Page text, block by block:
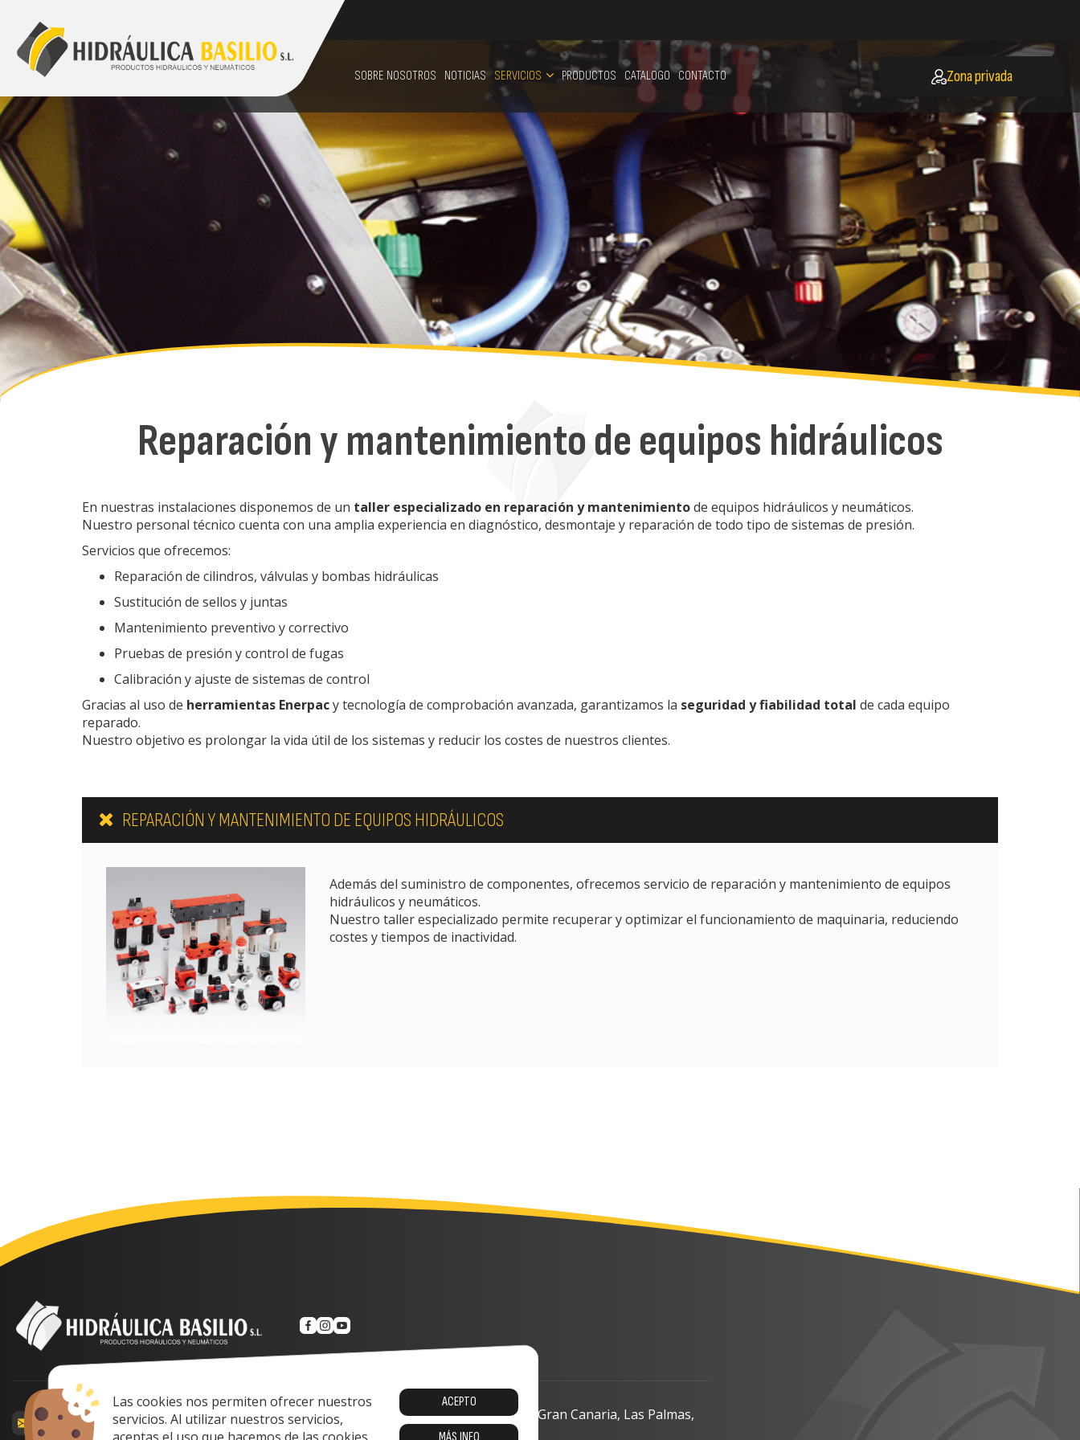
Las cookies nos permiten ofrecer nuestros
servicios. Al utilizar nuestros servicios,
ACEPTO
928 48 89 99
SOBRE NOSOTROS NOTICIAS SERVICIOS PRODUCTOS CATALOGO CONTACTO Zona privada
Reparación y mantenimiento de equipos hidráulicos
En nuestras instalaciones disponemos de un taller especializado en reparación y mantenimientode equipos hidráulicos y neumáticos.
Nuestro personal técnico cuenta con una amplia experiencia en diagnóstico, desmontaje y reparación de todo tipo de sistemas de presión.
Servicios que ofrecemos:
Reparación de cilindros, válvulas y bombas hidráulicas
Sustitución de sellos y juntas
Mantenimiento preventivo y correctivo
Pruebas de presión y control de fugas
Calibración y ajuste de sistemas de control
Gracias al uso de herramientas Enerpacy tecnología de comprobación avanzada, garantizamos la seguridad y fiabilidad total de cada equipo
reparado.
Nuestro objetivo es prolongar la vida útil de los sistemas y reducir los costes de nuestros clientes.
REPARACIÓN Y MANTENIMIENTO DE EQUIPOS HIDRÁULICOS
Además del suministro de componentes, ofrecemos servicio de reparación y mantenimiento de equipos
hidráulicos y neumáticos.
Nuestro taller especializado permite recuperar y optimizar el funcionamiento de maquinaria, reduciendo
costes y tiempos de inactividad.
comercial@hidraulicabasilio.com
Calle Prof. Lozano, 13-15, 35008 Las Palmas de Gran Canaria, Las Palmas,
Spain